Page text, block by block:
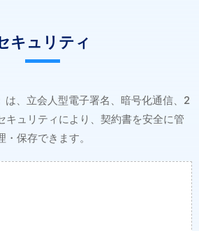
キュリティ
、立会人型電子署名、暗号化通信、2
キュリティにより、契約書を安全に管
・保存できます。